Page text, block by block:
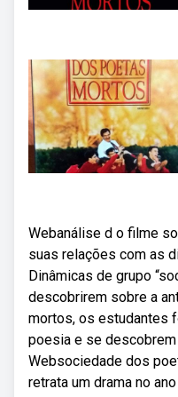
Webanálise d o filme
suas relações com as
Dinâmicas de grupo
descobrirem sobre a
mortos, os estudantes
poesia e se
Websociedade dos
retrata um drama no